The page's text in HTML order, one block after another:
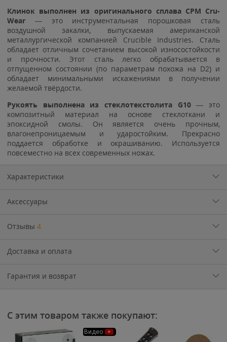
Клинок выполнен из оригинального сплава CPM Cru-
Wear — это инструментальная порошковая сталь
воздушной закалки, выпускаемая американской
металлургической компанией Crucible Industries. Сталь
обладает отличным сочетанием высокой износостойкости
и прочности. Этот сталь легко обрабатывается в
отпущенном состоянии (по параметрам похожа на D2) и
обладает минимальными искажениями в получении
желаемой твёрдости.
Рукоять выполнена из стеклотекстолита G10— это
композитный материал на основе стеклоткани и
эпоксидной смолы. Он является очень прочным,
влагонепроницаемым и ударостойким. Прекрасно
поддается обработке и окрашиванию. Используется
повсеместно на всех современных ножах.
Характеристики
Аксессуары
Отзывы 4
Доставка и оплата
Гарантия и возврат
С этим товаром также покупают:
Видео